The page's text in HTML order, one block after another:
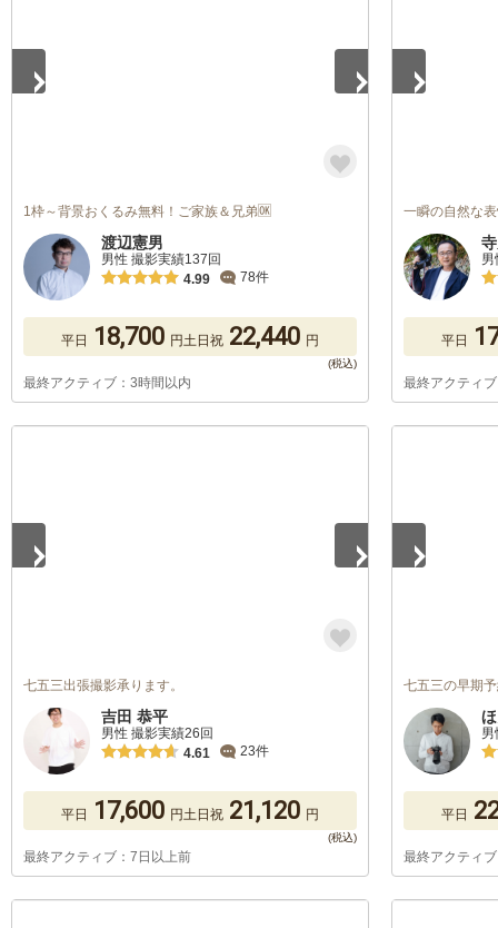
1枠～背景おくるみ無料！ご家族＆兄弟🆗
渡辺憲男
男性 撮影実績137回
4.99
78件
平日 18,700 円土日祝 22,440 円
最終アクティブ：3時間以内
一瞬の自然な
平日
最終アクティ
七五三出張撮影承ります。
吉田 恭平
男性 撮影実績26回
4.61
23件
平日 17,600 円土日祝 21,120 円
最終アクティブ：7日以上前
七五三の早期
平日
最終アクティ